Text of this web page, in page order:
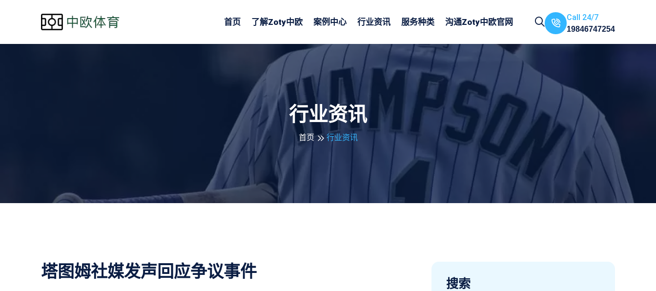
首页 了解Zoty中欧 案例中心 行业资讯 服务种类 沟通Zoty中欧官网 Call 24/7
19846747254
行业资讯
首页 行业资讯
塔图姆社媒发声回应争议事件
搜索